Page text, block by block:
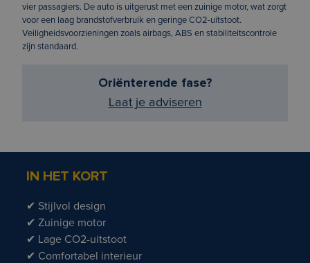
vier passagiers. De auto is uitgerust met een zuinige motor, wat zorgt
voor een laag brandstofverbruik en geringe CO2-uitstoot.
Veiligheidsvoorzieningen zoals airbags, ABS en stabiliteitscontrole
zijn standaard.
Oriënterende fase?
Laat je adviseren
IN HET KORT
✔ Stijlvol design
✔ Zuinige motor
✔ Lage CO2-uitstoot
✔ Comfortabel interieur